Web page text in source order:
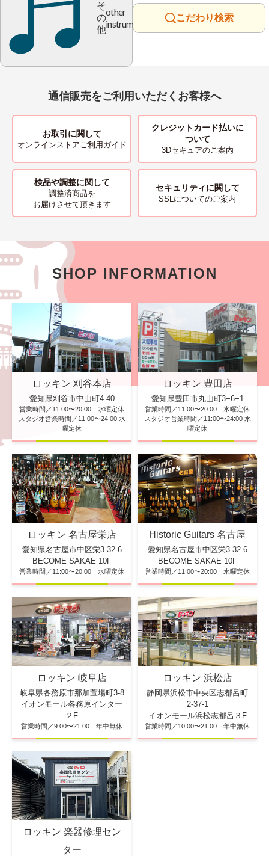
そ
の
他
other
instrument
こだわり検索
通信販売をご利用いただくお客様へ
お取引に関して
オンラインストアご利用ガイド
クレジットカード払いに
ついて
3Dセキュアのご案内
検品や調整に関して
調整済商品を
お届けさせて頂きます
セキュリティに関して
SSLについてのご案内
SHOP INFORMATION
ロッキン 刈谷本店
愛知県刈谷市中山町4-40
営業時間／11:00〜20:00 水曜定休
スタジオ営業時間／11:00〜24:00 水
曜定休
ロッキン 豊田店
愛知県豊田市丸山町3−6−1
営業時間／11:00〜20:00 水曜定休
スタジオ営業時間／11:00〜24:00 水
曜定休
ロッキン 名古屋栄店
愛知県名古屋市中区栄3-32-6
BECOME SAKAE 10F
営業時間／11:00〜20:00 水曜定休
Historic Guitars 名古屋
愛知県名古屋市中区栄3-32-6
BECOME SAKAE 10F
営業時間／11:00〜20:00 水曜定休
ロッキン 岐阜店
岐阜県各務原市那加萱場町3-8
イオンモール各務原インター
２F
営業時間／9:00〜21:00 年中無休
ロッキン 浜松店
静岡県浜松市中央区志都呂町
2-37-1
イオンモール浜松志都呂３F
営業時間／10:00〜21:00 年中無休
ロッキン 楽器修理セン
ター